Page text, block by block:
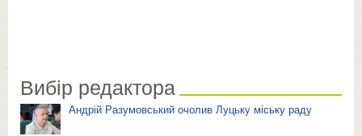
Вибір редактора
Андрій Разумовський очолив Луцьку міську раду